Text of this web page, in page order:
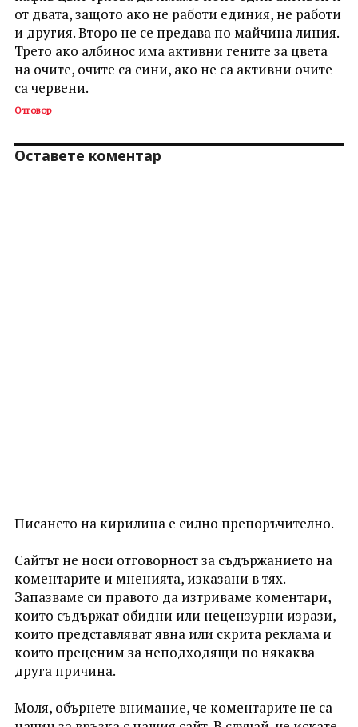
от двата, защото ако не работи единия, не работи
и другия. Второ не се предава по майчина линия.
Трето ако албинос има активни гените за цвета
на очите, очите са сини, ако не са активни очите
са червени.
Отговор
Оставете коментар
Писането на кирилица е силно препоръчително.
Сайтът не носи отговорност за съдържанието на
коментарите и мненията, изказани в тях.
Запазваме си правото да изтриваме коментари,
които съдържат обидни или нецензурни изрази,
които представляват явна или скрита реклама и
които преценим за неподходящи по някаква
друга причина.
Моля, обърнете внимание, че коментарите не са